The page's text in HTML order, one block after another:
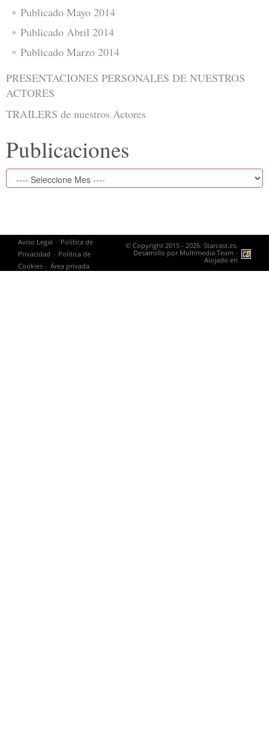
Publicado Mayo 2014
Publicado Abril 2014
Publicado Marzo 2014
PRESENTACIONES PERSONALES DE NUESTROS
ACTORES
TRAILERS de nuestros Actores
Publicaciones
Aviso Legal - Política de
Privacidad - Política de
Cookies - Área privada
© Copyright 2015 - 2026. Starcast.es.
Desarrollo por Multimedia Team -
Alojado en